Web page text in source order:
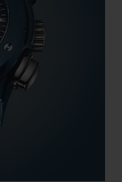
HUB1155
Basis für